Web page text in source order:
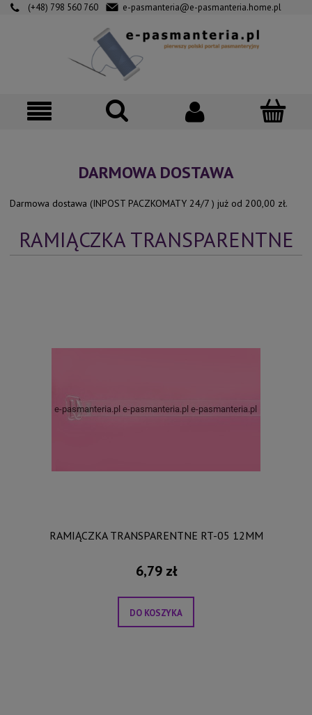
(+48) 798 560 760 e-pasmanteria@e-pasmanteria.home.pl
DARMOWA DOSTAWA
Darmowa dostawa (INPOST PACZKOMATY 24/7 ) już od 200,00 zł.
RAMIĄCZKA TRANSPARENTNE
RAMIĄCZKA TRANSPARENTNE RT-05 12MM
6,79 zł
DO KOSZYKA